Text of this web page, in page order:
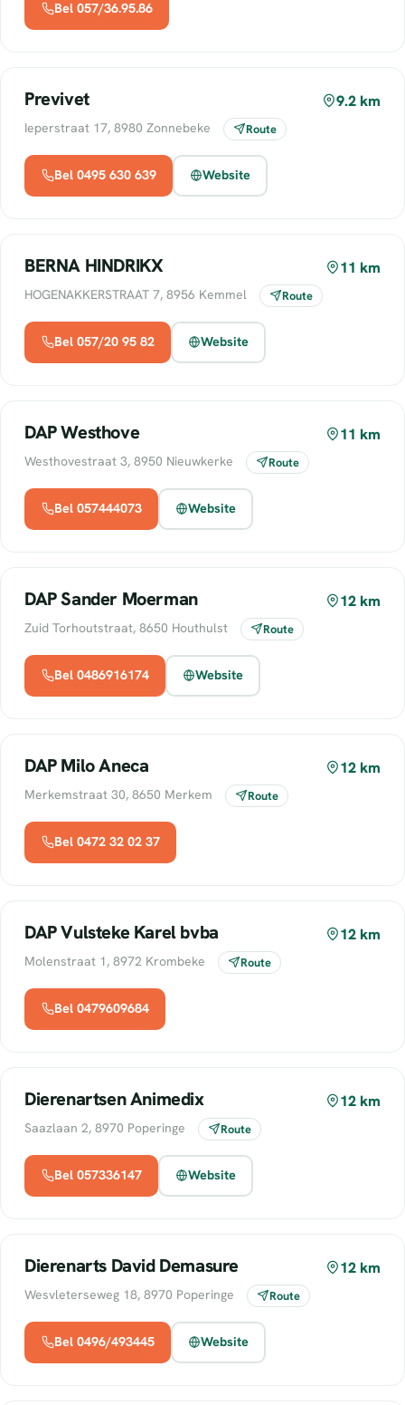
Bel 057/36.95.86
Previvet 9.2 km
Ieperstraat 17, 8980 Zonnebeke Route
Bel 0495 630 639 Website
BERNA HINDRIKX 11 km
HOGENAKKERSTRAAT 7, 8956 Kemmel Route
Bel 057/20 95 82 Website
DAP Westhove 11 km
Westhovestraat 3, 8950 Nieuwkerke Route
Bel 057444073 Website
DAP Sander Moerman 12 km
Zuid Torhoutstraat, 8650 Houthulst Route
Bel 0486916174 Website
DAP Milo Aneca 12 km
Merkemstraat 30, 8650 Merkem Route
Bel 0472 32 02 37
DAP Vulsteke Karel bvba 12 km
Molenstraat 1, 8972 Krombeke Route
Bel 0479609684
Dierenartsen Animedix 12 km
Saazlaan 2, 8970 Poperinge Route
Bel 057336147 Website
Dierenarts David Demasure 12 km
Wesvleterseweg 18, 8970 Poperinge Route
Bel 0496/493445 Website